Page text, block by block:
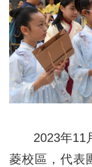
2023年11月
菱校區，代表